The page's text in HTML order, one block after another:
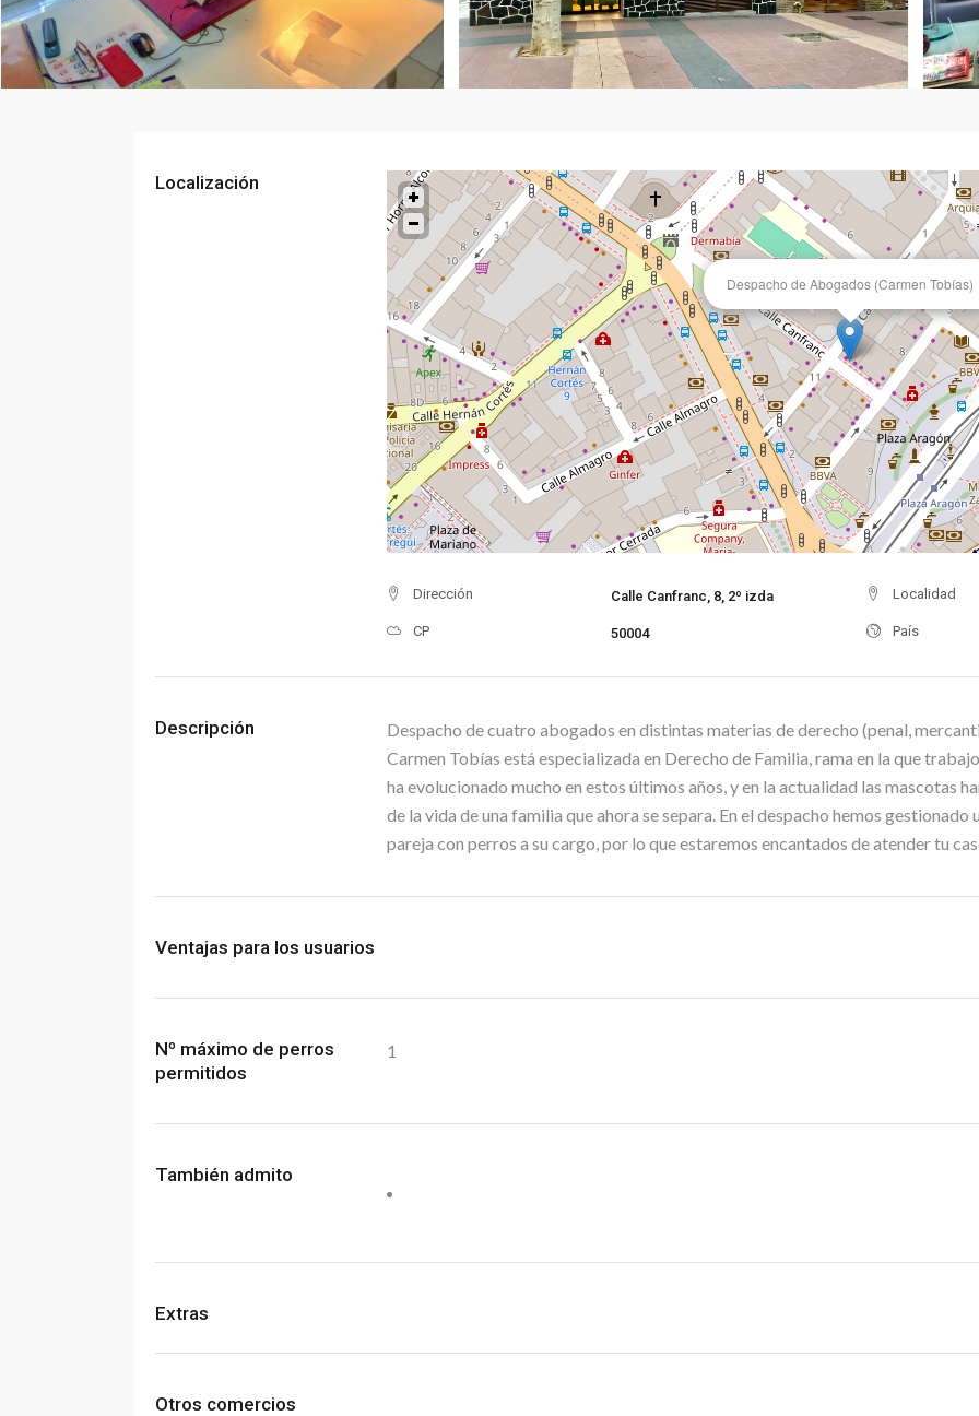
Localización
Despacho de Abogados (Carmen Tobías)
Dirección Calle Canfranc, 8, 2º izda Localidad
CP 50004 País
Descripción
Despacho de cuatro abogados en distintas materias de derecho (penal,
Carmen Tobías está especializada en Derecho de Familia, rama en la que
ha evolucionado mucho en estos últimos años, y en la actualidad las mascotas
de la vida de una familia que ahora se separa. En el despacho hemos gestionado
pareja con perros a su cargo, por lo que estaremos encantados de atender tu
Ventajas para los usuarios
Nº máximo de perros
permitidos
1
También admito
Extras
Otros comercios